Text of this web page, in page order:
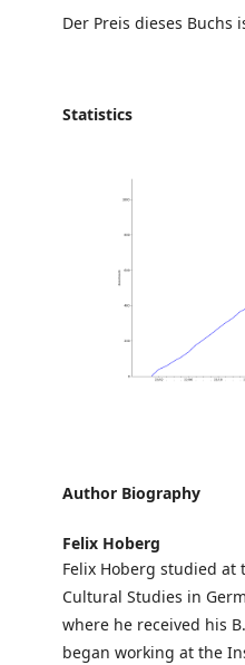
Der Preis dieses Buchs
Statistics
Author Biography
Felix Hoberg
Felix Hoberg studied at
Cultural Studies in
where he received his
began working at the